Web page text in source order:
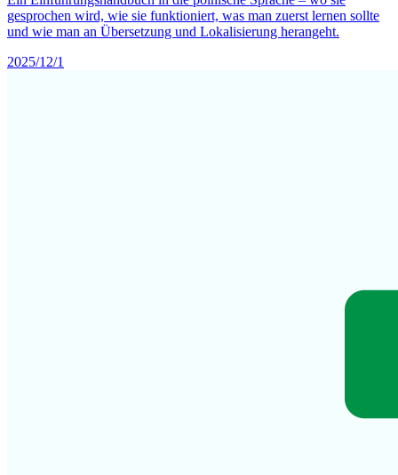
gesprochen wird, wie sie funktioniert, was man zuerst lernen sollte
und wie man an Übersetzung und Lokalisierung herangeht.
2025/12/1